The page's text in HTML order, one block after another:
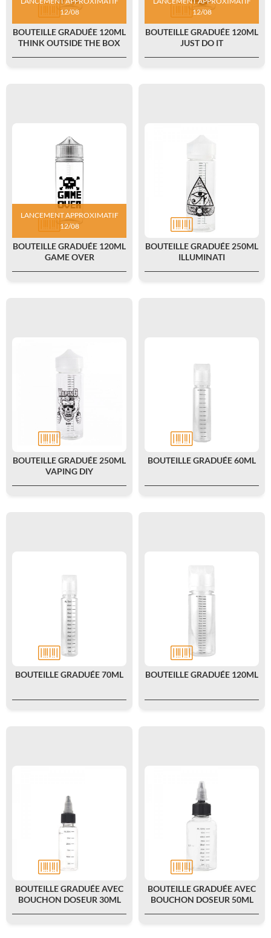
12/08
BOUTEILLE GRADUÉE 120ML
THINK OUTSIDE THE BOX
12/08
BOUTEILLE GRADUÉE 120ML
JUST DO IT
LANCEMENT APPROXIMATIF
12/08
BOUTEILLE GRADUÉE 120ML
GAME OVER
BOUTEILLE GRADUÉE 250ML
ILLUMINATI
BOUTEILLE GRADUÉE 250ML
VAPING DIY
BOUTEILLE GRADUÉE 60ML
BOUTEILLE GRADUÉE 70ML BOUTEILLE GRADUÉE 120ML
BOUTEILLE GRADUÉE AVEC
BOUCHON DOSEUR 30ML
BOUTEILLE GRADUÉE AVEC
BOUCHON DOSEUR 50ML